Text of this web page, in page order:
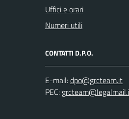
Uffici e orari
Numeri utili
CONTATTI D.P.O.
E-mail:
PEC: